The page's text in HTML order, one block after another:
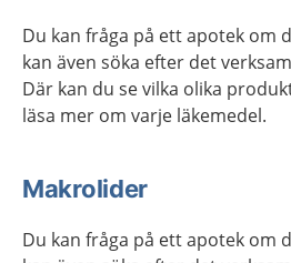
Du kan fråga på ett apotek om
kan även söka efter det
Där kan du se vilka olika
läsa mer om varje läkemedel.
Makrolider
Du kan fråga på ett apotek om